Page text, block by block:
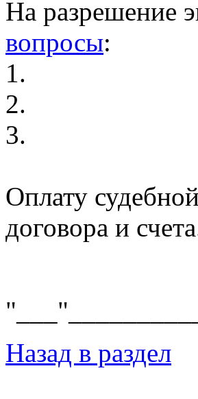
На разрешение
вопросы:
1.
2.
3.
Оплату
договора и
Назад в раздел